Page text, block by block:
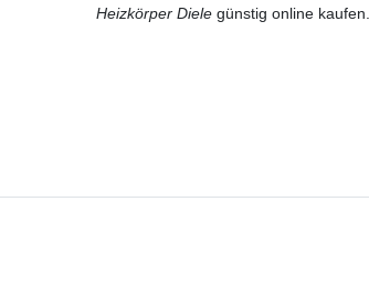
Heizkörper Diele günstig online kaufen.